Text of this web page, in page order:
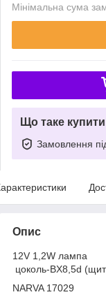
Мінімальна сума
Що таке
Замовлення
Опис
12V 1,2W лампа
цоколь-BX8,5d
NARVA 17029